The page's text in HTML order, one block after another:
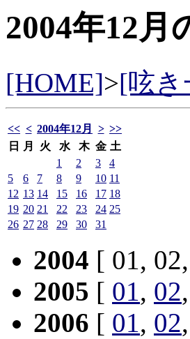
2004年12月
[HOME]>[呟き
<< < 2004年12月 > >>
日
月 火 水 木 金 土
1
2 3
4
5
6 7 8 9 10 11
12 13 14 15 16 17 18
19 20 21 22 23 24 25
26 27 28 29 30 31
2004 [ 01,
2005 [ 01, 02,
2006 [ 01, 02,